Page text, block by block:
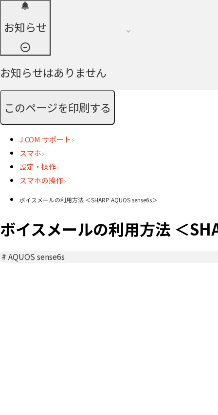
お知らせ
お知らせはありません
このページを印刷する
J:COM サポート
スマホ
設定・操作
スマホの操作
ボイスメールの利用方法 ＜SHARP AQUOS sense6s＞
ボイスメールの利用方法 ＜
#AQUOS sense6s